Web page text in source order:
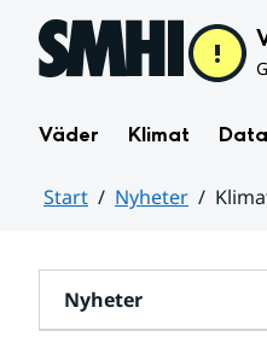
Hoppa till sidans innehåll
Väder Klimat Data
Start Nyheter
Nyheter